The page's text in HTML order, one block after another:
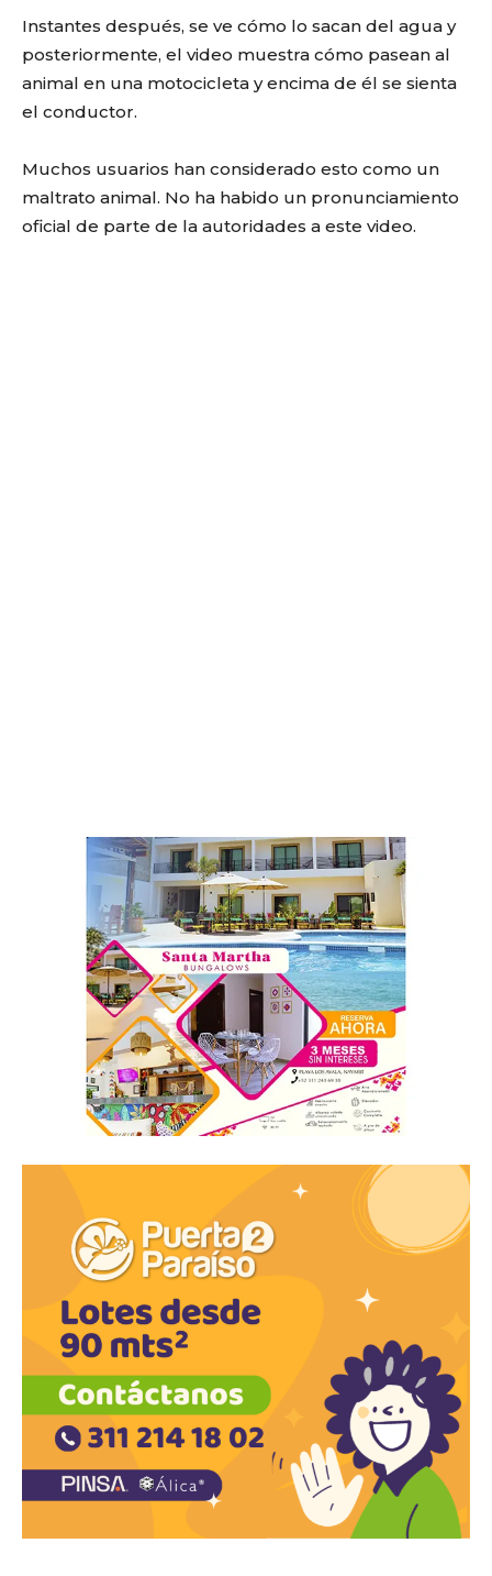
Instantes después, se ve cómo lo sacan del agua y
posteriormente, el video muestra cómo pasean al
animal en una motocicleta y encima de él se sienta
el conductor.
Muchos usuarios han considerado esto como un
maltrato animal. No ha habido un pronunciamiento
oficial de parte de la autoridades a este video.